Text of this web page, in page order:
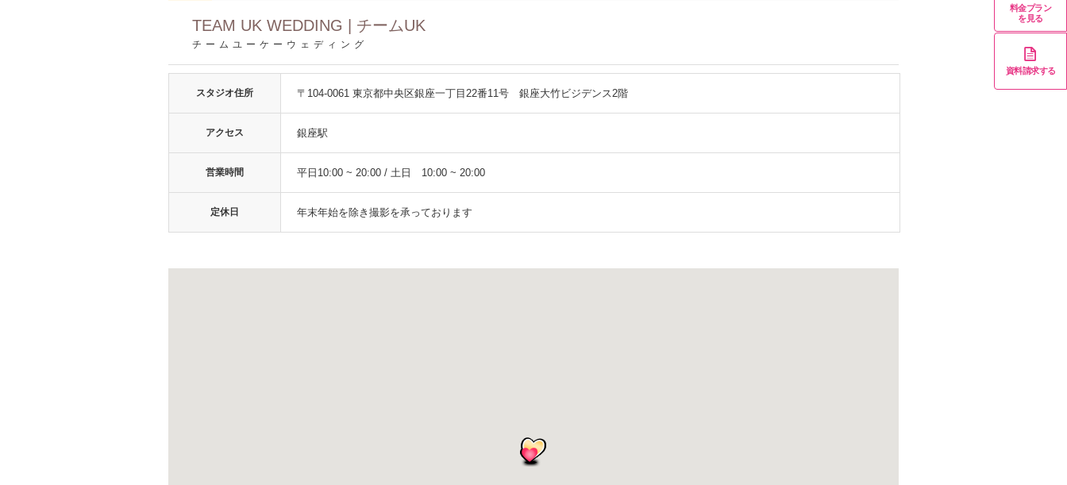
TEAM UK WEDDING | チームUK
チームユーケーウェディング
スタジオ住所 〒104-0061 東京都中央区銀座一丁目22番11号 銀座大竹ビジデンス2階
アクセス 銀座駅
営業時間 平日10:00 ~ 20:00 / 土日 10:00 ~ 20:00
定休日 年末年始を除き撮影を承っております
料金プラン
を見る
資料請求する